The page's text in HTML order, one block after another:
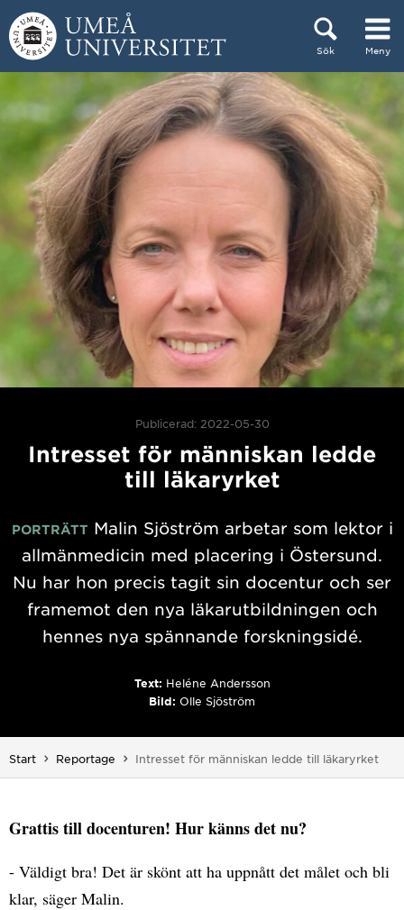
Hoppa direkt till innehållet
Sök Meny
Huvudmenyn dold.
Publicerad: 2022-05-30
Intresset för människan ledde
till läkaryrket
PORTRÄTT Malin Sjöström arbetar som lektor i
allmänmedicin med placering i Östersund.
Nu har hon precis tagit sin docentur och ser
framemot den nya läkarutbildningen och
hennes nya spännande forskningsidé.
Text: Heléne Andersson
Bild: Olle Sjöström
Start Reportage Du är här:
Intresset för människan ledde till läkaryrket
Grattis till docenturen! Hur känns det nu?
- Väldigt bra! Det är skönt att ha uppnått det målet och bli
klar, säger Malin.